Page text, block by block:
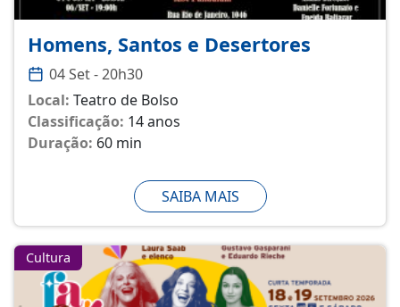
Homens, Santos e Desertores
04 Set - 20h30
Local: Teatro de Bolso
Classificação: 14 anos
Duração: 60 min
SAIBA MAIS
Cultura